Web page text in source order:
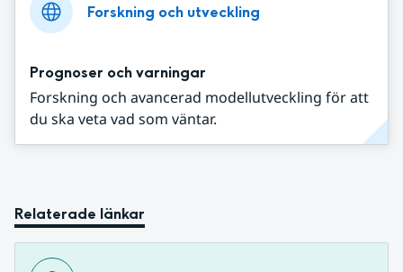
Forskning och utveckling
Prognoser och varningar
Forskning och avancerad modellutveckling för att
du ska veta vad som väntar.
Relaterade länkar